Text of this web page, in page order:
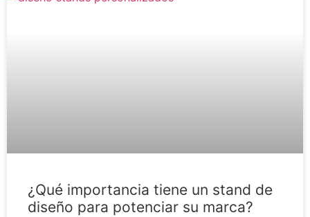
¿Qué importancia tiene un stand de
diseño para potenciar su marca?